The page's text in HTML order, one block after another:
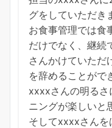
グをしていただき
お食事管理では食
だけでなく、継続
さんかけていただ
を辞めることがで
xxxxさんの明るさ
ニングが楽しいと
そしてxxxxさんを